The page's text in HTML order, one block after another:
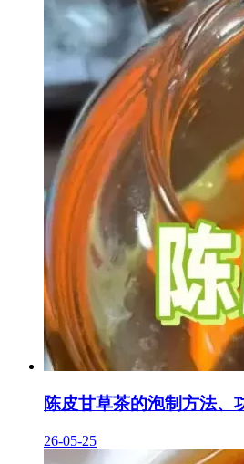
陈皮甘草茶的泡制方法、
26-05-25